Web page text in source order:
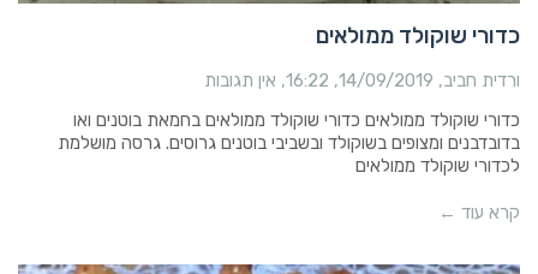
כדורי שוקולד ממולאים
ורדית חביב 14/09/2019
16:22 אין תגובות
כדורי שוקולד ממולאים כדורי שוקולד ממולאים בחמאת בוטנים ואו
בדובדבנים ומצופים בשוקולד ובשביבי בוטנים גרוסים. גרסה מושלמת
לכדורי שוקולד ממולאים
קרא עוד ←